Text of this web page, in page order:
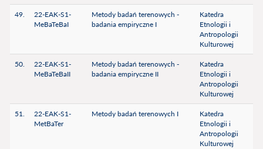
49.
22-EAK-S1-
MeBaTeBaI
Metody badań terenowych -
badania empiryczne I
Katedra
Etnologii i
Antropologii
Kulturowej
50.
22-EAK-S1-
MeBaTeBaII
Metody badań terenowych -
badania empiryczne II
Katedra
Etnologii i
Antropologii
Kulturowej
51.
22-EAK-S1-
MetBaTer
Metody badań terenowych I
Katedra
Etnologii i
Antropologii
Kulturowej